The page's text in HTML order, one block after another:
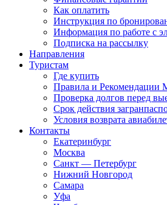
Как оплатить
Инструкция по
Информация по работе с
Подписка на рассылку
Направления
Туристам
Где купить
Правила и
Проверка долгов перед
Срок действия
Условия возврата
Контакты
Екатеринбург
Москва
Санкт — Петербург
Нижний Новгород
Самара
Уфа